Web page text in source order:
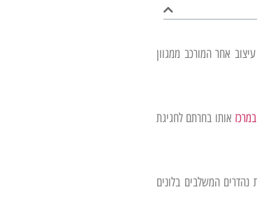
אחר המורכב ממגוון
אותו בחרתם לחגיגת
המשלבים בלונים